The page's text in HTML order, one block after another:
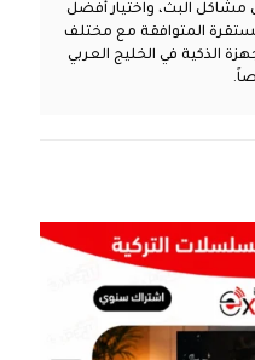
مشاكل البث، واختيار أفضل
المتوافقة مع مختلف
الذكية في الخليج العربي